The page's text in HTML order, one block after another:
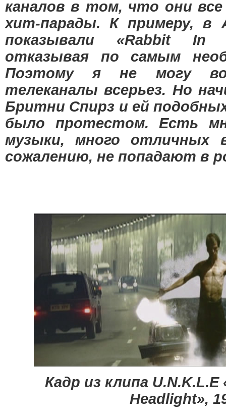
каналов в том, что они
хит-парады. К примеру, в
показывали «Rabbit In
отказывая по самым
Поэтому я не могу
телеканалы всерьез. Но
Бритни Спирз и ей
было протестом. Есть
музыки, много отличных
сожалению, не попадают в
Кадр из клипа U.N.K.L.E
Headlight»,